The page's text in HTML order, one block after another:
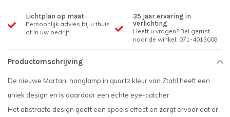
Lichtplan op maat
Persoonlijk advies bij u thuis
of in uw bedrijf.
35 jaar ervaring in
verlichting
Heeft u vragen? Bel gerust
naar de winkel; 071-4013008
Productomschrijving
De nieuwe Martani hanglamp in quartz kleur van Ztahl heeft een
uniek design en is daardoor een echte eye-catcher.
Het abstracte design geeft een speels effect en zorgt ervoor dat er